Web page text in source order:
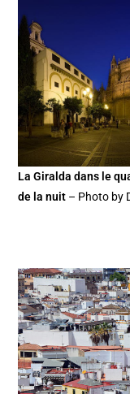
La Giralda dans le
de la nuit – Photo by